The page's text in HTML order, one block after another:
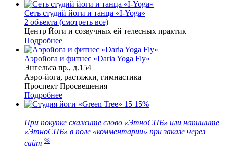
Сеть студий йоги и танца «I-Yoga»
2 объекта (смотреть все)
Центр Йоги и созвучных ей телесных практик
Подробнее
Аэройога и фитнес «Daria Yoga Fly»
Энгельса пр., д.154
Аэро-йога, растяжки, гимнастика
Проспект Просвещения
Подробнее
15 15%
При покупке скажите слово «ЭтноСПБ» или напишите
«ЭтноСПБ» в поле «комментарии» при заказе через
сайт %